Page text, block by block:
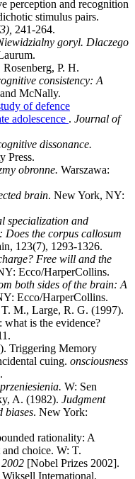
perception and recognition
stimulus pairs.
241-264.
goryl. Dlaczego
P. H.
consistency: A
McNally.
of defence
adolescence . Journal of
dissonance.
Press.
obronne. Warszawa:
brain. New York, NY:
specialization and
the corpus callosum
123(7), 1293-1326.
Free will and the
Ecco/HarperCollins.
both sides of the brain: A
Ecco/HarperCollins.
M., Large, R. G. (1997).
what is the evidence?
Triggering Memory
cuing. onsciousness
W: Sen
A. (1982). Judgment
biases. New York:
rationality: A
choice. W: T.
[Nobel Prizes 2002].
International.